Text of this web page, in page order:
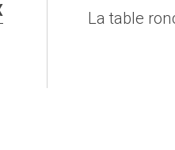
La table